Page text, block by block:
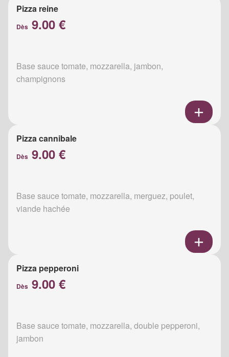
Pizza reine
Dès 9.00 €
Base sauce tomate, mozzarella, jambon,
champignons
Pizza cannibale
Dès 9.00 €
Base sauce tomate, mozzarella, merguez, poulet,
viande hachée
Pizza pepperoni
Dès 9.00 €
Base sauce tomate, mozzarella, double pepperoni,
jambon